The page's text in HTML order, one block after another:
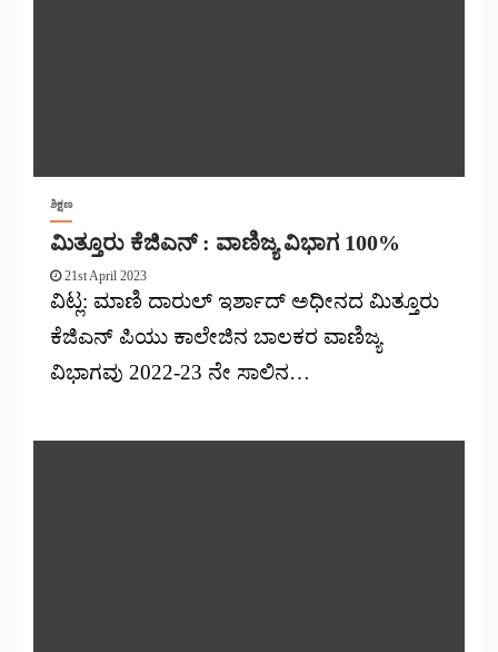
ಶಿಕ್ಷಣ
ಮಿತ್ತೂರು ಕೆಜಿಎನ್ : ವಾಣಿಜ್ಯ ವಿಭಾಗ 100%
21st April 2023
ವಿಟ್ಲ: ಮಾಣಿ ದಾರುಲ್ ಇರ್ಶಾದ್ ಅಧೀನದ ಮಿತ್ತೂರು
ಕೆಜಿಎನ್ ಪಿಯು ಕಾಲೇಜಿನ ಬಾಲಕರ ವಾಣಿಜ್ಯ
ವಿಭಾಗವು 2022-23 ನೇ ಸಾಲಿನ…